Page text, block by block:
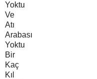
Yoktu
Ve
Atı
Arabası
Yoktu
Bir
Kaç
Kıl